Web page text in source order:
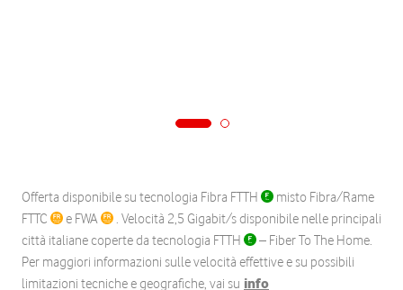
Offerta disponibile su tecnologia Fibra FTTH
misto Fibra/Rame
FTTC
e FWA
. Velocità 2,5 Gigabit/s disponibile nelle principali
città italiane coperte da tecnologia FTTH
– Fiber To The Home.
Per maggiori informazioni sulle velocità effettive e su possibili
limitazioni tecniche e geografiche, vai su info